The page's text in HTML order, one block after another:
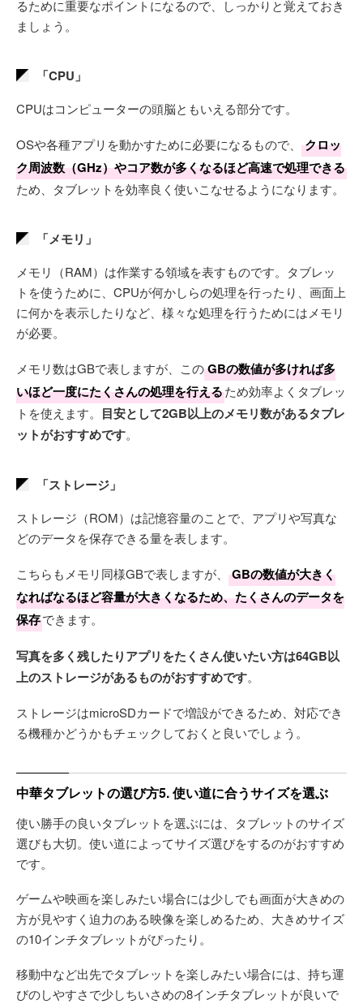
るために重要なポイントになるので、しっかりと覚えておき
ましょう。
「CPU」
CPUはコンピューターの頭脳ともいえる部分です。
OSや各種アプリを動かすために必要になるもので、
クロッ
ク周波数（GHz）やコア数が多くなるほど高速で処理できる
ため、タブレットを効率良く使いこなせるようになります。
「メモリ」
メモリ（RAM）は作業する領域を表すものです。タブレッ
トを使うために、CPUが何かしらの処理を行ったり、画面上
に何かを表示したりなど、様々な処理を行うためにはメモリ
が必要。
メモリ数はGBで表しますが、このGBの数値が多ければ多
いほど一度にたくさんの処理を行えるため効率よくタブレッ
トを使えます。 目安として2GB以上のメモリ数があるタブレ
ットがおすすめです。
「ストレージ」
ストレージ（ROM）は記憶容量のことで、アプリや写真な
どのデータを保存できる量を表します。
こちらもメモリ同様GBで表しますが、
GBの数値が大きく
なればなるほど容量が大きくなるため、たくさんのデータを
保存できます。
写真を多く残したりアプリをたくさん使いたい方は64GB以
上のストレージがあるものがおすすめです。
ストレージはmicroSDカードで増設ができるため、対応でき
る機種かどうかもチェックしておくと良いでしょう。
中華タブレットの選び方5. 使い道に合うサイズを選ぶ
使い勝手の良いタブレットを選ぶには、タブレットのサイズ
選びも大切。使い道によってサイズ選びをするのがおすすめ
です。
ゲームや映画を楽しみたい場合には少しでも画面が大きめの
方が見やすく迫力のある映像を楽しめるため、大きめサイズ
の10インチタブレットがぴったり。
移動中など出先でタブレットを楽しみたい場合には、持ち運
びのしやすさで少しちいさめの8インチタブレットが良いで